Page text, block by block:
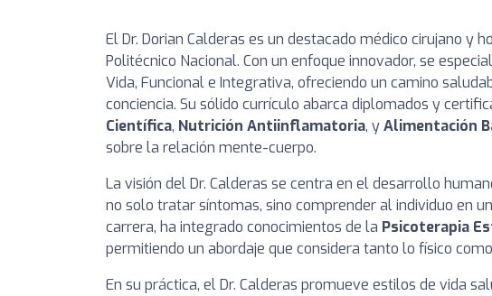
El Dr. Dorian Calderas es un destacado médico cirujano y
Politécnico Nacional. Con un enfoque innovador, se
Vida, Funcional e Integrativa, ofreciendo un camino
conciencia. Su sólido currículo abarca diplomados y
Científica, Nutrición Antiinflamatoria, yAlimentación
sobre la relación mente-cuerpo.
La visión del Dr. Calderas se centra en el desarrollo
no solo tratar síntomas, sino comprender al individuo en
carrera, ha integrado conocimientos de la Psicoterapia
permitiendo un abordaje que considera tanto lo físico
En su práctica, el Dr. Calderas promueve estilos de vida